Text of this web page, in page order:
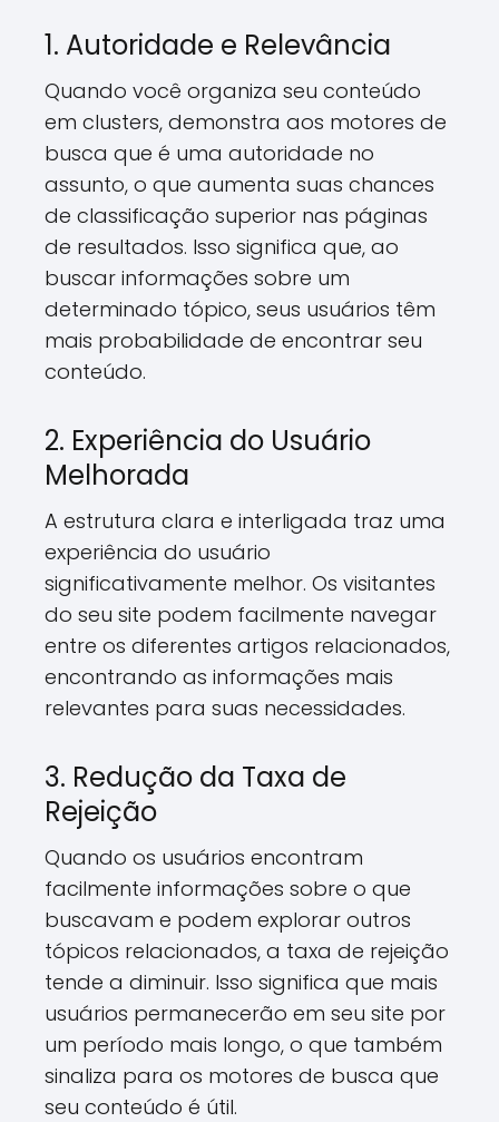
1. Autoridade e Relevância
Quando você organiza seu conteúdo
em clusters, demonstra aos motores de
busca que é uma autoridade no
assunto, o que aumenta suas chances
de classificação superior nas páginas
de resultados. Isso significa que, ao
buscar informações sobre um
determinado tópico, seus usuários têm
mais probabilidade de encontrar seu
conteúdo.
2. Experiência do Usuário
Melhorada
A estrutura clara e interligada traz uma
experiência do usuário
significativamente melhor. Os visitantes
do seu site podem facilmente navegar
entre os diferentes artigos relacionados,
encontrando as informações mais
relevantes para suas necessidades.
3. Redução da Taxa de
Rejeição
Quando os usuários encontram
facilmente informações sobre o que
buscavam e podem explorar outros
tópicos relacionados, a taxa de rejeição
tende a diminuir. Isso significa que mais
usuários permanecerão em seu site por
um período mais longo, o que também
sinaliza para os motores de busca que
seu conteúdo é útil.